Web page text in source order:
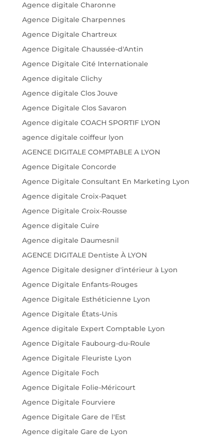
Agence digitale Charonne
Agence Digitale Charpennes
Agence Digitale Chartreux
Agence Digitale Chaussée-d'Antin
Agence Digitale Cité Internationale
Agence digitale Clichy
Agence digitale Clos Jouve
Agence Digitale Clos Savaron
Agence digitale COACH SPORTIF LYON
agence digitale coiffeur lyon
AGENCE DIGITALE COMPTABLE A LYON
Agence Digitale Concorde
Agence Digitale Consultant En Marketing Lyon
Agence digitale Croix-Paquet
Agence Digitale Croix-Rousse
Agence digitale Cuire
Agence digitale Daumesnil
AGENCE DIGITALE Dentiste À LYON
Agence Digitale designer d'intérieur à Lyon
Agence Digitale Enfants-Rouges
Agence Digitale Esthéticienne Lyon
Agence Digitale États-Unis
Agence digitale Expert Comptable Lyon
Agence Digitale Faubourg-du-Roule
Agence Digitale Fleuriste Lyon
Agence Digitale Foch
Agence Digitale Folie-Méricourt
Agence Digitale Fourviere
Agence Digitale Gare de l'Est
Agence digitale Gare de Lyon